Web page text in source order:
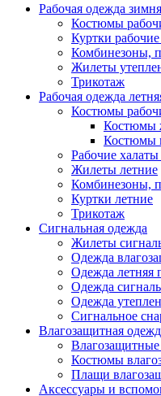
Рабочая одежда
Костюмы
Куртки
Комбинезоны,
Жилеты
Трикотаж
Рабочая одежда
Костюмы
Костюмы
Костюмы
Рабочие
Жилеты летние
Комбинезоны,
Куртки летние
Трикотаж
Сигнальная одежда
Жилеты
Одежда
Одежда летняя
Одежда
Одежда
Сигнальное
Влагозащитная
Костюмы
Плащи
Аксессуары и